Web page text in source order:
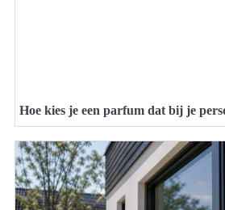
Hoe kies je een parfum dat bij je